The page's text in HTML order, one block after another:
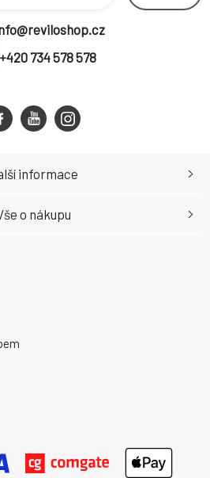
+420 734 578 578
informace
o nákupu